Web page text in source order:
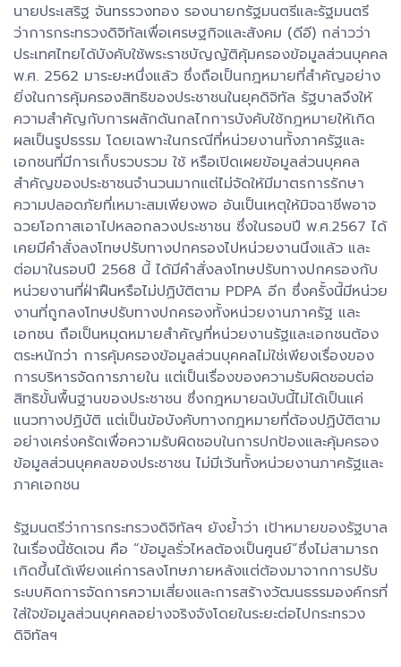
นายประเสริฐ จันทรรวงทอง รองนายกรัฐมนตรีและรัฐมนตรี
ว่าการกระทรวงดิจิทัลเพื่อเศรษฐกิจและสังคม (ดีอี) กล่าวว่า
ประเทศไทยได้บังคับใช้พระราชบัญญัติคุ้มครองข้อมูลส่วนบุคคล
พ.ศ. 2562 มาระยะหนึ่งแล้ว ซึ่งถือเป็นกฎหมายที่สำคัญอย่าง
ยิ่งในการคุ้มครองสิทธิของประชาชนในยุคดิจิทัล รัฐบาลจึงให้
ความสำคัญกับการผลักดันกลไกการบังคับใช้กฎหมายให้เกิด
ผลเป็นรูปธรรม โดยเฉพาะในกรณีที่หน่วยงานทั้งภาครัฐและ
เอกชนที่มีการเก็บรวบรวม ใช้ หรือเปิดเผยข้อมูลส่วนบุคคล
สำคัญของประชาชนจำนวนมากแต่ไม่จัดให้มีมาตรการรักษา
ความปลอดภัยที่เหมาะสมเพียงพอ อันเป็นเหตุให้มิจฉาชีพอาจ
ฉวยโอกาสเอาไปหลอกลวงประชาชน ซึ่งในรอบปี พ.ศ.2567 ได้
เคยมีคำสั่งลงโทษปรับทางปกครองไปหน่วยงานนึงแล้ว และ
ต่อมาในรอบปี 2568 นี้ ได้มีคำสั่งลงโทษปรับทางปกครองกับ
หน่วยงานที่ฝ่าฝืนหรือไม่ปฏิบัติตาม PDPA อีก ซึ่งครั้งนี้มีหน่วย
งานที่ถูกลงโทษปรับทางปกครองทั้งหน่วยงานภาครัฐ และ
เอกชน ถือเป็นหมุดหมายสำคัญที่หน่วยงานรัฐและเอกชนต้อง
ตระหนักว่า การคุ้มครองข้อมูลส่วนบุคคลไม่ใช่เพียงเรื่องของ
การบริหารจัดการภายใน แต่เป็นเรื่องของความรับผิดชอบต่อ
สิทธิขั้นพื้นฐานของประชาชน ซึ่งกฎหมายฉบับนี้ไม่ได้เป็นแค่
แนวทางปฏิบัติ แต่เป็นข้อบังคับทางกฎหมายที่ต้องปฏิบัติตาม
อย่างเคร่งครัดเพื่อความรับผิดชอบในการปกป้องและคุ้มครอง
ข้อมูลส่วนบุคคลของประชาชน ไม่มีเว้นทั้งหน่วยงานภาครัฐและ
ภาคเอกชน
รัฐมนตรีว่าการกระทรวงดิจิทัลฯ ยังย้ำว่า เป้าหมายของรัฐบาล
ในเรื่องนี้ชัดเจน คือ “ข้อมูลรั่วไหลต้องเป็นศูนย์”ซึ่งไม่สามารถ
เกิดขึ้นได้เพียงแค่การลงโทษภายหลังแต่ต้องมาจากการปรับ
ระบบคิดการจัดการความเสี่ยงและการสร้างวัฒนธรรมองค์กรที่
ใส่ใจข้อมูลส่วนบุคคลอย่างจริงจังโดยในระยะต่อไปกระทรวง
ดิจิทัลฯ